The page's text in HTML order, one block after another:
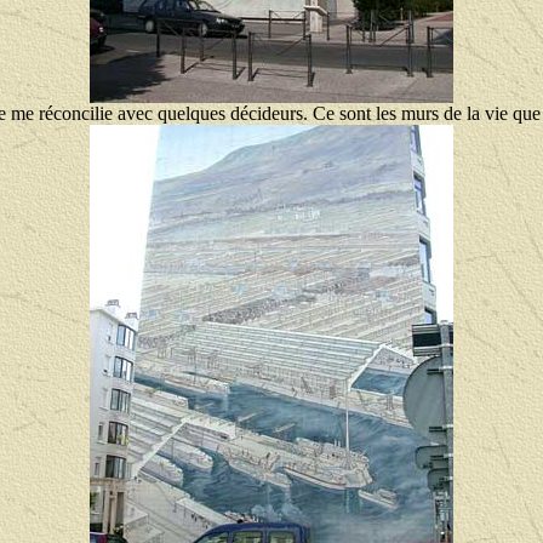
réconcilie avec quelques décideurs. Ce sont les murs de la vie